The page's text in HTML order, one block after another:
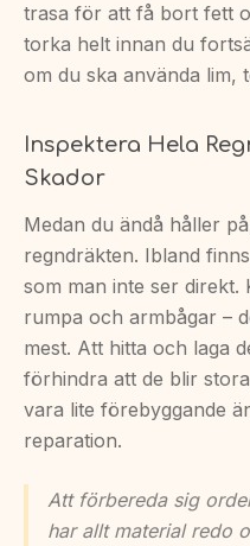
trasa för att få bort fett
torka helt innan du
om du ska använda lim,
Inspektera Hela
Skador
Medan du ändå håller
regndräkten. Ibland
som man inte ser direkt.
rumpa och armbågar –
mest. Att hitta och laga
förhindra att de blir
vara lite förebyggande
reparation.
Att förbereda sig
har allt material redo